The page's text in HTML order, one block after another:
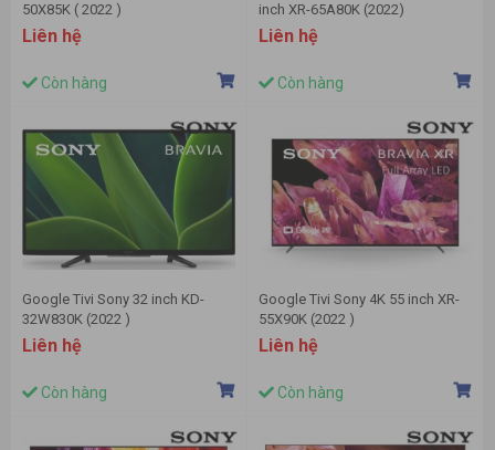
50X85K ( 2022 )
Liên hệ
Còn hàng
inch XR-65A80K (2022)
Liên hệ
Còn hàng
Google Tivi Sony 32 inch KD-
32W830K (2022 )
Liên hệ
Còn hàng
Google Tivi Sony 4K 55 inch XR-
55X90K (2022 )
Liên hệ
Còn hàng